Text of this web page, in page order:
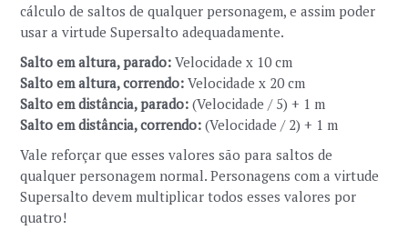
cálculo de saltos de qualquer personagem, e assim poder
usar a virtude Supersalto adequadamente.
Salto em altura, parado: Velocidade x 10 cm
Salto em altura, correndo: Velocidade x 20 cm
Salto em distância, parado: (Velocidade / 5) + 1 m
Salto em distância, correndo: (Velocidade / 2) + 1 m
Vale reforçar que esses valores são para saltos de
qualquer personagem normal. Personagens com a virtude
Supersalto devem multiplicar todos esses valores por
quatro!